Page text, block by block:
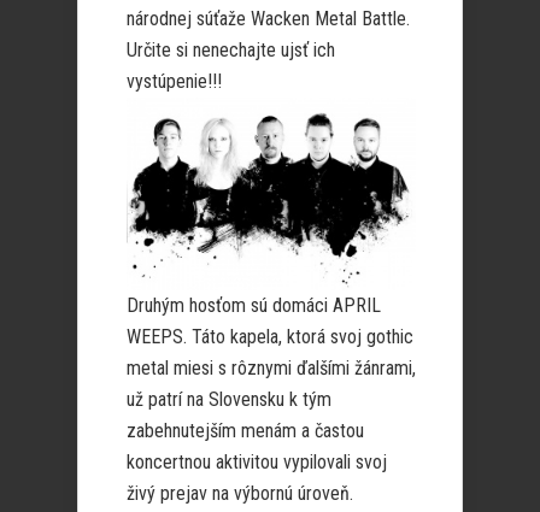
národnej súťaže Wacken Metal Battle.
Určite si nenechajte ujsť ich
vystúpenie!!!
Druhým hosťom sú domáci APRIL
WEEPS. Táto kapela, ktorá svoj gothic
metal miesi s rôznymi ďalšími žánrami,
už patrí na Slovensku k tým
zabehnutejším menám a častou
koncertnou aktivitou vypilovali svoj
živý prejav na výbornú úroveň.